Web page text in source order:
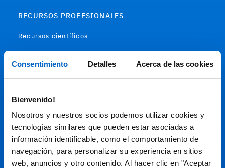
Consentimiento Detalles Acerca de las cookies
Bienvenido!
Nosotros y nuestros socios podemos utilizar cookies y
tecnologías similares que pueden estar asociadas a
información identificable, como el comportamiento de
navegación, para personalizar su experiencia en sitios
web, anuncios y otro contenido. Al hacer clic en "Aceptar
RECURSOS PROFESIONALES
Recursos científicos
Audiovisual
Espacio de Información Médica
Este sitio web está orientado a profesionales sanitarios de
España.